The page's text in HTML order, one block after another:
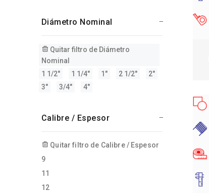
Diámetro Nominal
Quitar filtro de Diámetro
Nominal
1 1/2"
1 1/4" 1" 2 1/2"
2"
3"
3/4" 4"
Calibre / Espesor
Quitar filtro de Calibre / Espesor
9
11
12